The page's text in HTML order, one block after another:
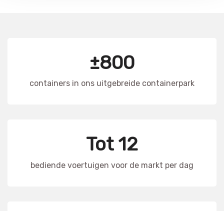
±800
containers in ons uitgebreide containerpark
Tot 12
bediende voertuigen voor de markt per dag